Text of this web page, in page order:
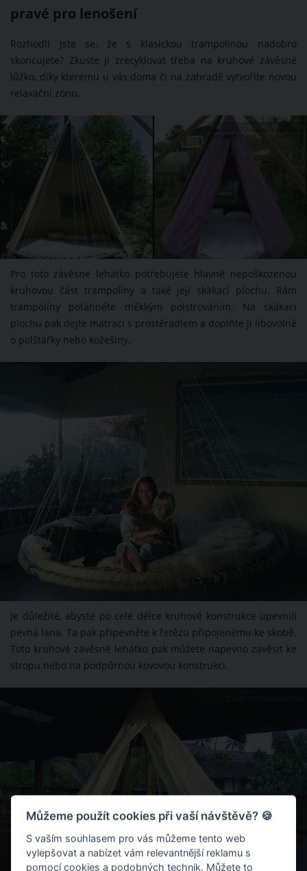
pravé pro lenošení
Rozhodli jste se, že s klasickou trampolínou nadobro
skoncujete? Zkuste ji zrecyklovat třeba na kruhové závěsné
lůžko, díky kterému u vás doma či na zahradě vytvoříte novou
relaxační zónu.
ZDROJ: HOUSEBEAUTIFUL.COM
Pro toto závěsné lehátko potřebujete hlavně nepoškozenou
kruhovou část trampolíny a také její skákací plochu. Rám
trampolíny potáhněte měkkým polstrováním. Na skákací
plochu pak dejte matraci s prostěradlem a doplňte ji libovolně
o polštářky nebo kožešiny.
Je důležité, abyste po celé délce kruhové konstrukce upevnili
pevná lana. Ta pak připevněte k řetězu připojenému ke skobě.
Toto kruhové závěsné lehátko pak můžete napevno zavěsit ke
stropu nebo na podpůrnou kovovou konstrukci.
Můžeme použít cookies při vaší návštěvě? 🍪
S vaším souhlasem pro vás můžeme tento web
vylepšovat a nabízet vám relevantnější reklamu s
pomocí cookies a podobných technik. Můžete to